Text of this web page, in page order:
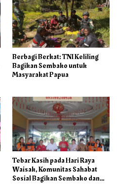
Berbagi Berkat: TNI Keliling
Bagikan Sembako untuk
Masyarakat Papua
Tebar Kasih pada Hari Raya
Waisak, Komunitas Sahabat
Sosial Bagikan Sembako dan